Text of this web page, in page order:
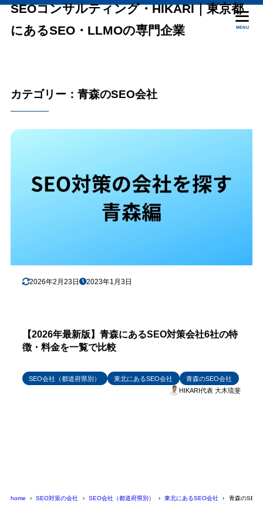
SEOコンサルティング・HIKARI｜東京都
にあるSEO・LLMOの専門企業
MENU
カテゴリー：青森のSEO会社
2026年2月23日 2023年1月3日
【2026年最新版】青森にあるSEO対策会社6社の特
徴・料金を一覧で比較
SEO会社（都道府県別） 東北にあるSEO会社
青森のSEO会社
HIKARI代表 大木琉斐
home SEO対策の会社 SEO会社（都道府県別） 東北にあるSEO会社 青森のSEO